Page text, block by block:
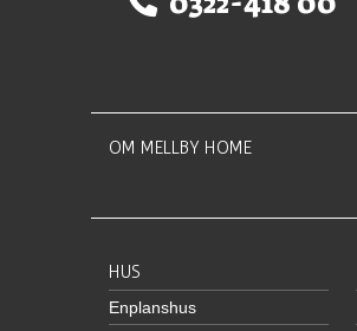
OM MELLBY HOME
HUS
Enplanshus